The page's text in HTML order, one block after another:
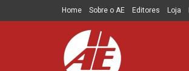
Home Sobre o AE Editores Loja